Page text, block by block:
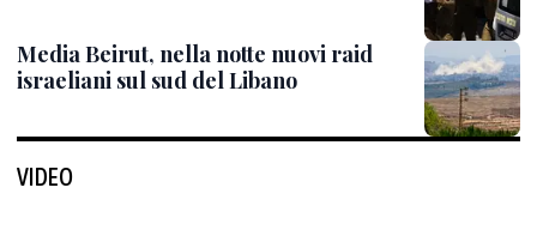
Media Beirut, nella notte nuovi raid
israeliani sul sud del Libano
VIDEO